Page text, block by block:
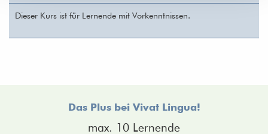
Dieser Kurs ist für Lernende mit Vorkenntnissen.
Das Plus bei Vivat Lingua!
max. 10 Lernende